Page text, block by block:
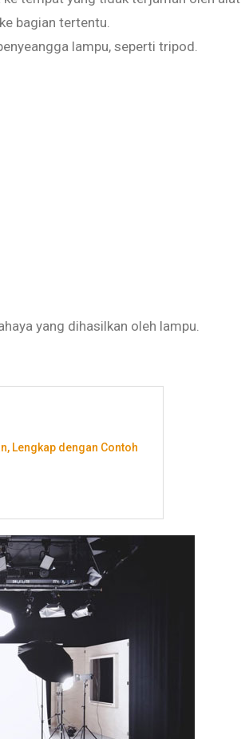
bagian tertentu.
lampu, seperti tripod.
yang dihasilkan oleh lampu.
Lengkap dengan Contoh